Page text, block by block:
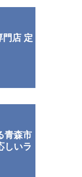
門店 定
青森市
しいラ
ンに